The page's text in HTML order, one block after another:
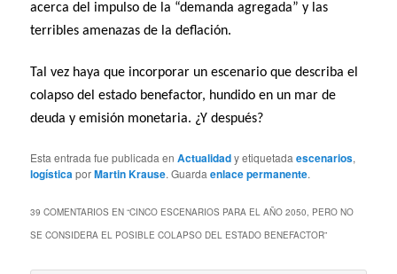
acerca del impulso de la “demanda agregada” y las
terribles amenazas de la deflación.
Tal vez haya que incorporar un escenario que describa el
colapso del estado benefactor, hundido en un mar de
deuda y emisión monetaria. ¿Y después?
Esta entrada fue publicada enActualidady etiquetadaescenarios,
logística porMartin Krause. Guardaenlace permanente.
39 COMENTARIOS EN “CINCO ESCENARIOS PARA EL AÑO 2050, PERO NO
SE CONSIDERA EL POSIBLE COLAPSO DEL ESTADO BENEFACTOR”